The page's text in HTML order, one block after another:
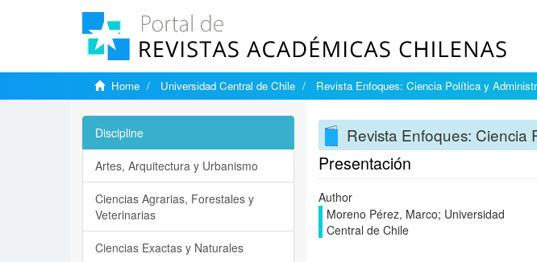
Home Universidad Central de Chile Revista Enfoques: Ciencia Política y
Revista Enfoques: Ciencia
Presentación
Author
Moreno Pérez, Marco; Universidad
Central de Chile
Discipline
Artes, Arquitectura y Urbanismo
Ciencias Agrarias, Forestales y
Veterinarias
Ciencias Exactas y Naturales